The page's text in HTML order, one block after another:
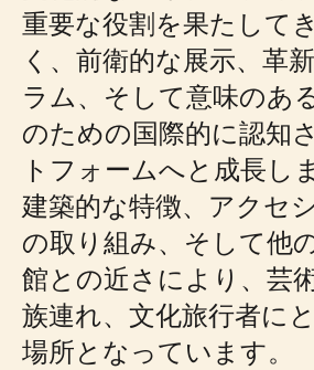
重要な役割を果たして
く、前衛的な展示、革
ラム、そして意味のあ
のための国際的に認知
トフォームへと成長し
建築的な特徴、アクセ
の取り組み、そして他
館との近さにより、芸
族連れ、文化旅行者に
場所となっています。